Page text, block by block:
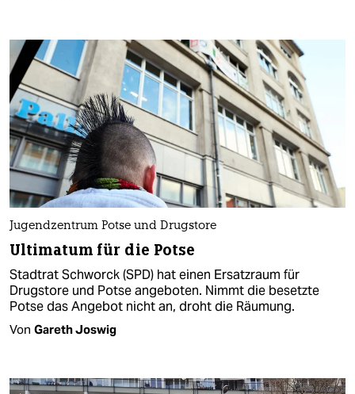
Jugendzentrum Potse und Drugstore
Ultimatum für die Potse
Stadtrat Schworck (SPD) hat einen Ersatzraum für
Drugstore und Potse angeboten. Nimmt die besetzte
Potse das Angebot nicht an, droht die Räumung.
Von Gareth Joswig